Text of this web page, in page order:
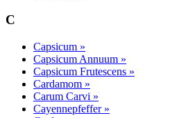
C
Capsicum »
Capsicum Annuum »
Capsicum Frutescens »
Cardamom »
Carum Carvi »
Cayennepfeffer »